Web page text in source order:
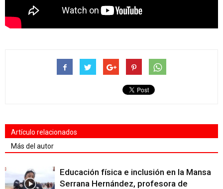
Artículo relacionados
Más del autor
Educación física e inclusión en la Mansa
Serrana Hernández, profesora de